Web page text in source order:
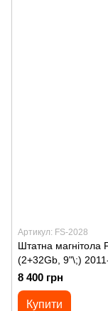
Артикул: FS-2028
Штатна магнітола
(2+32Gb, 9"\;)
8 400 грн
Купити